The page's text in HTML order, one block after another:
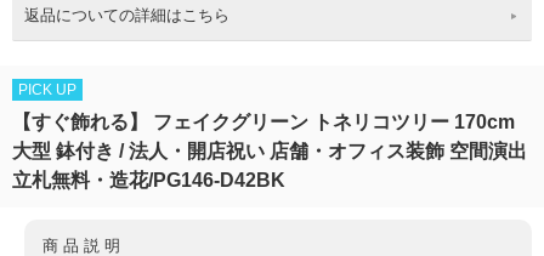
返品についての詳細はこちら
PICK UP
【すぐ飾れる】 フェイクグリーン トネリコツリー 170cm
大型 鉢付き / 法人・開店祝い 店舗・オフィス装飾 空間演出
立札無料・造花/PG146-D42BK
商品説明